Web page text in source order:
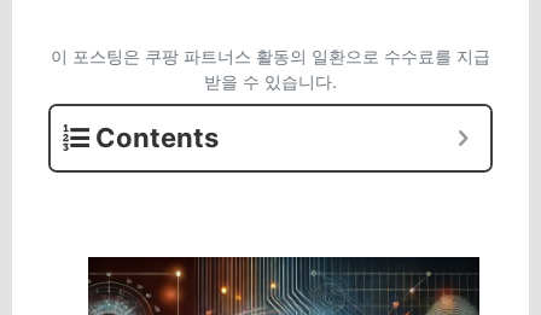
이 포스팅은 쿠팡 파트너스 활동의 일환으로 수수료를 지급
받을 수 있습니다.
Contents